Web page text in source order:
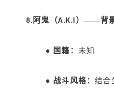
8. 阿鬼（A.K.I ）——背
● 国籍： 未知
● 战斗风格：结合